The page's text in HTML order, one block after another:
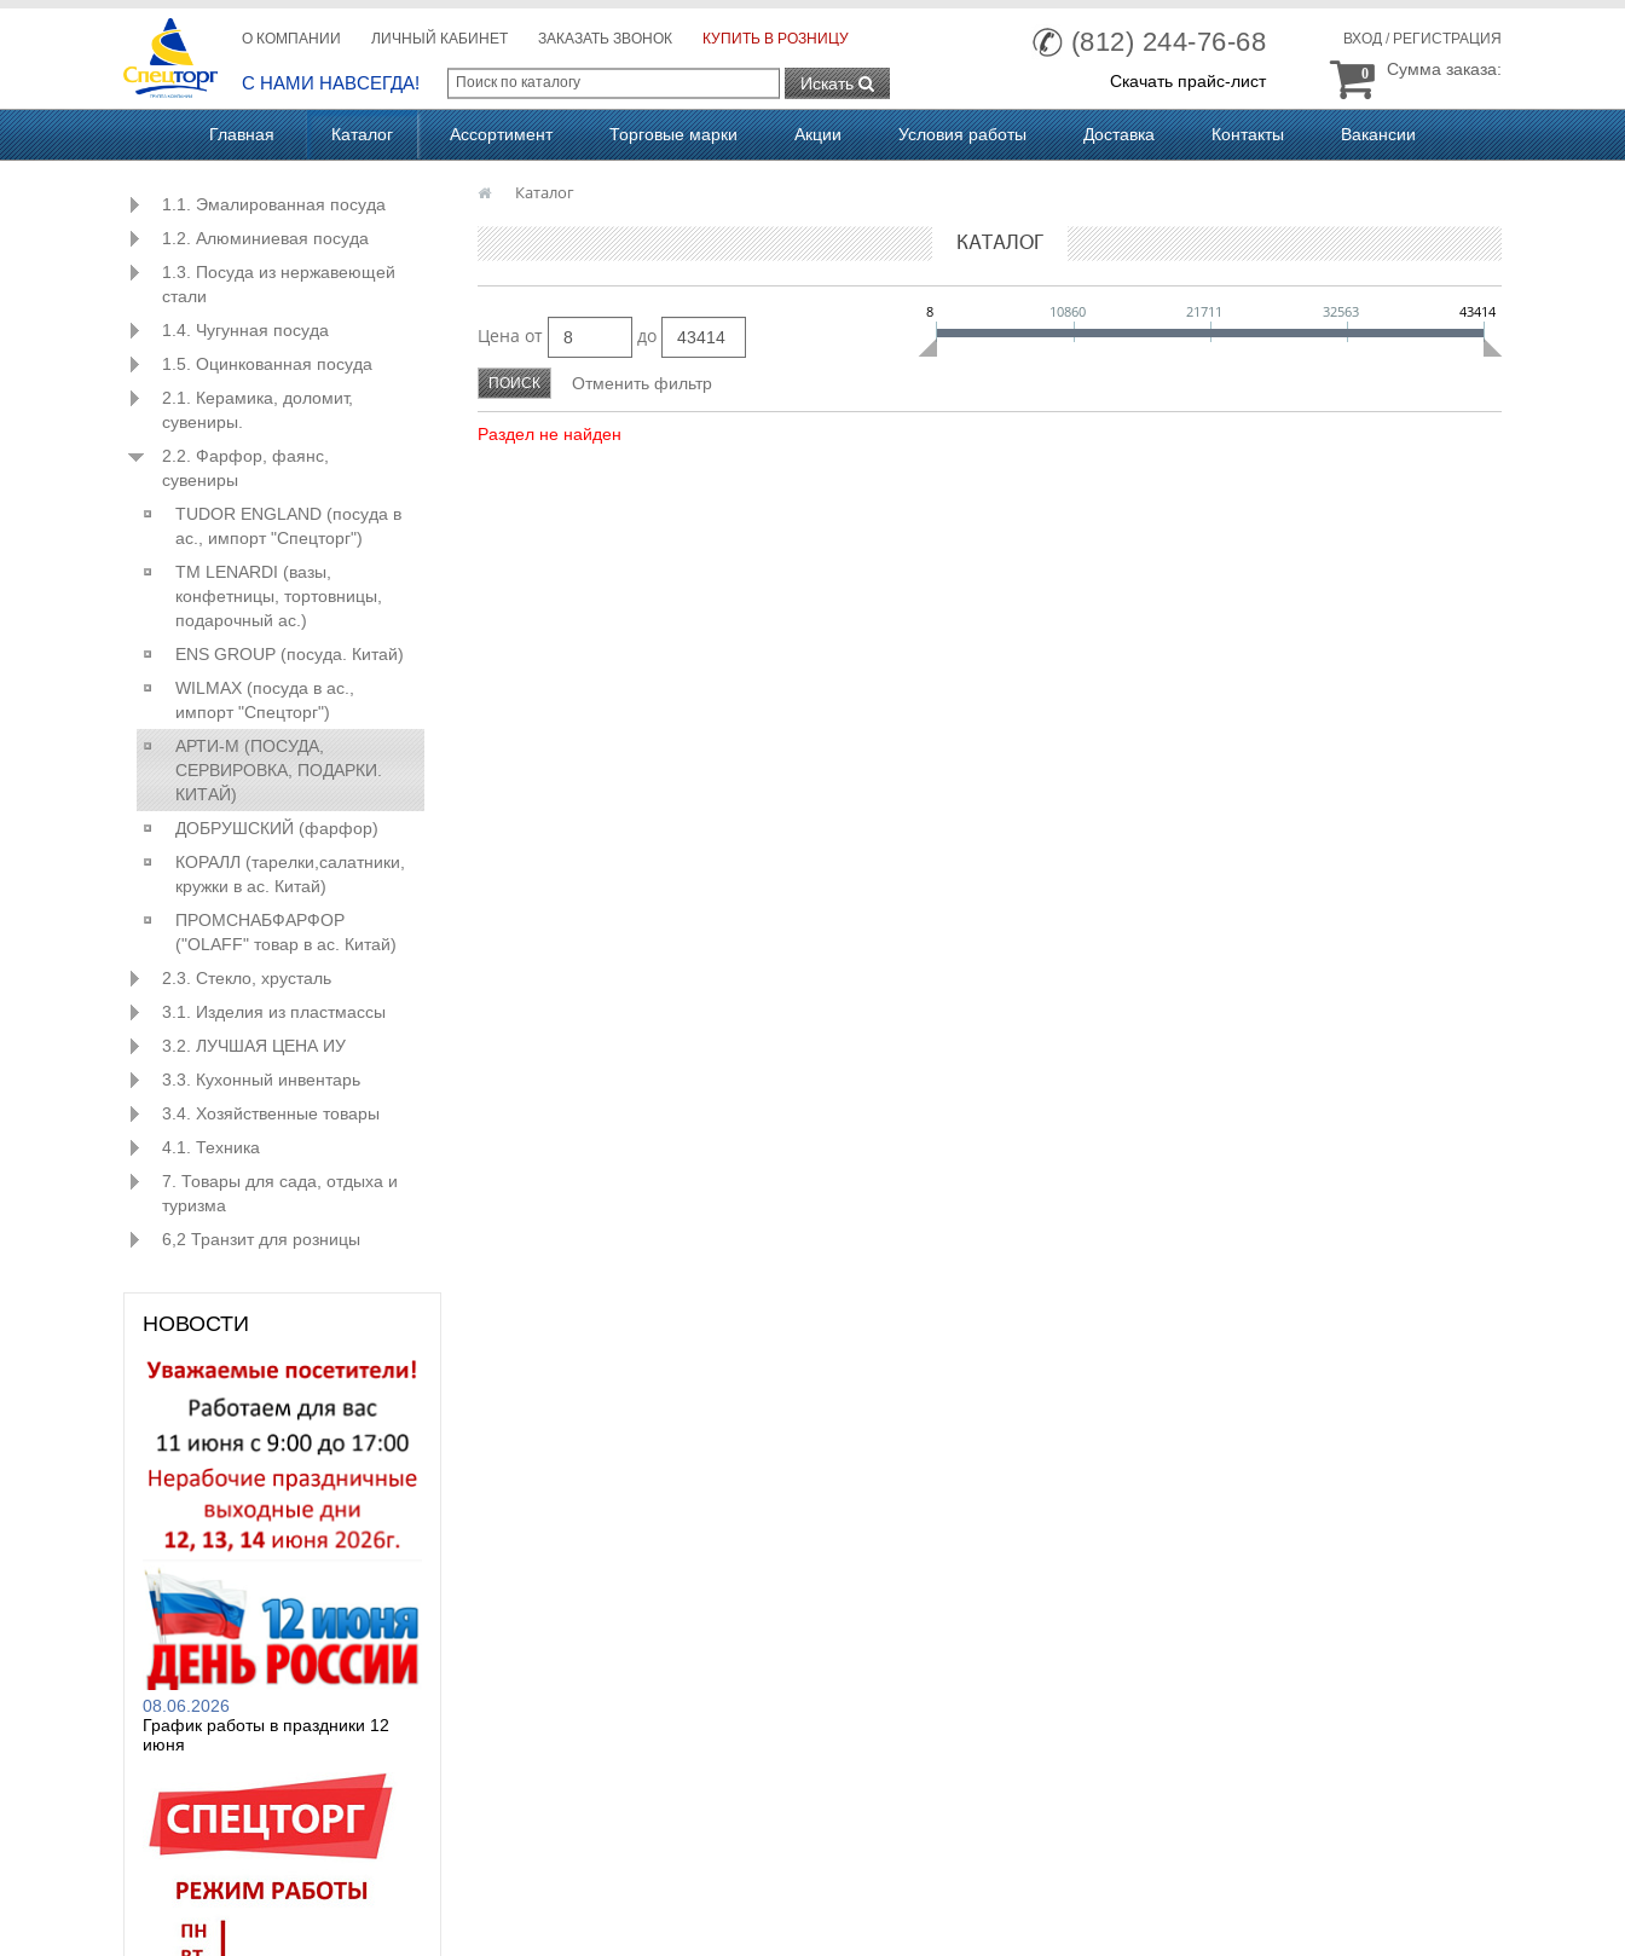
О КОМПАНИИ ЛИЧНЫЙ КАБИНЕТ ЗАКАЗАТЬ ЗВОНОК КУПИТЬ В РОЗНИЦУ
С НАМИ НАВСЕГДА! Искать
(812) 244-76-68
Скачать прайс-лист
ВХОД / РЕГИСТРАЦИЯ
Сумма заказа:
0
Главная Каталог Ассортимент Торговые марки Акции Условия работы Доставка Контакты Вакансии
1.1. Эмалированная посуда
1.2. Алюминиевая посуда
1.3. Посуда из нержавеющей
стали
1.4. Чугунная посуда
1.5. Оцинкованная посуда
2.1. Керамика, доломит,
сувениры.
2.2. Фарфор, фаянс,
сувениры
TUDOR ENGLAND (посуда в
ас., импорт "Спецторг")
ТМ LENARDI (вазы,
конфетницы, тортовницы,
подарочный ас.)
ENS GROUP (посуда. Китай)
WILMAX (посуда в ас.,
импорт "Спецторг")
АРТИ-М (ПОСУДА,
СЕРВИРОВКА, ПОДАРКИ.
КИТАЙ)
ДОБРУШСКИЙ (фарфор)
КОРАЛЛ (тарелки,салатники,
кружки в ас. Китай)
ПРОМСНАБФАРФОР
("OLAFF" товар в ас. Китай)
2.3. Стекло, хрусталь
3.1. Изделия из пластмассы
3.2. ЛУЧШАЯ ЦЕНА ИУ
3.3. Кухонный инвентарь
3.4. Хозяйственные товары
4.1. Техника
7. Товары для сада, отдыха и
туризма
6,2 Транзит для розницы
НОВОСТИ
08.06.2026
График работы в праздники 12
июня
Каталог
КАТАЛОГ
Цена от до
8 10860 21711 32563 43414
Раздел не найден